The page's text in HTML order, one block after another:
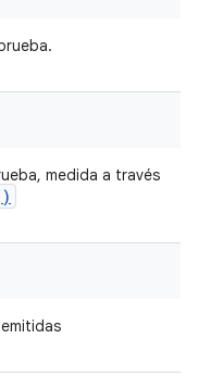
medida a través
)